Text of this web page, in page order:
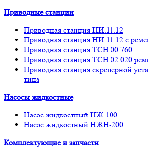
Приводные станции
Приводная станция НИ.11.12
Приводная станция НИ 11.12 с
Приводная станция ТСН.00.760
Приводная станция ТСН.02.020
Приводная станция скреперной
типа
Насосы жидкостные
Насос жидкостный НЖ-100
Насос жидкостный НЖН-200
Комплектующие и запчасти